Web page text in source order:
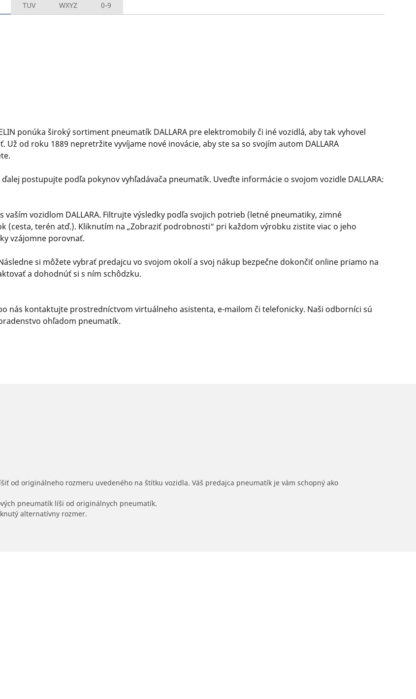
TUV WXYZ 0-9
ponúka široký sortiment pneumatík DALLARA pre elektromobily či iné vozidlá, aby tak vyhovel
od roku 1889 nepretržite vyvíjame nové inovácie, aby ste sa so svojím autom DALLARA
postupujte podľa pokynov vyhľadávača pneumatík. Uveďte informácie o svojom vozidle DALLARA:
vozidlom DALLARA. Filtrujte výsledky podľa svojich potrieb (letné pneumatiky, zimné
(cesta, terén atď.). Kliknutím na „Zobraziť podrobnosti“ pri každom výrobku zistite viac o jeho
vzájomne porovnať.
si môžete vybrať predajcu vo svojom okolí a svoj nákup bezpečne dokončiť online priamo na
a dohodnúť si s ním schôdzku.
nás kontaktujte prostredníctvom virtuálneho asistenta, e-mailom či telefonicky. Naši odborníci sú
ohľadom pneumatík.
od originálneho rozmeru uvedeného na štítku vozidla. Váš predajca pneumatík je vám schopný ako
pneumatík líši od originálnych pneumatík.
alternatívny rozmer.